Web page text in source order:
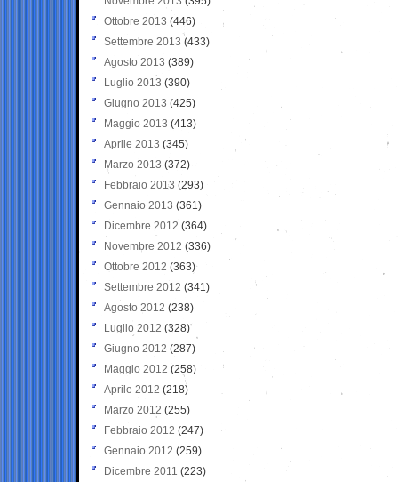
Ottobre 2013 (446)
Settembre 2013 (433)
Agosto 2013 (389)
Luglio 2013 (390)
Giugno 2013 (425)
Maggio 2013 (413)
Aprile 2013 (345)
Marzo 2013 (372)
Febbraio 2013 (293)
Gennaio 2013 (361)
Dicembre 2012 (364)
Novembre 2012 (336)
Ottobre 2012 (363)
Settembre 2012 (341)
Agosto 2012 (238)
Luglio 2012 (328)
Giugno 2012 (287)
Maggio 2012 (258)
Aprile 2012 (218)
Marzo 2012 (255)
Febbraio 2012 (247)
Gennaio 2012 (259)
Dicembre 2011 (223)